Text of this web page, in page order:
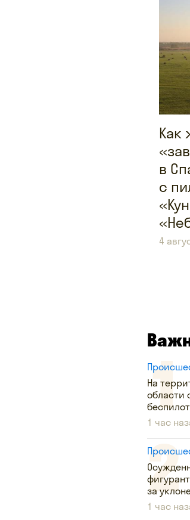
Как
в
с
4
На
области
1 час
за
1 час